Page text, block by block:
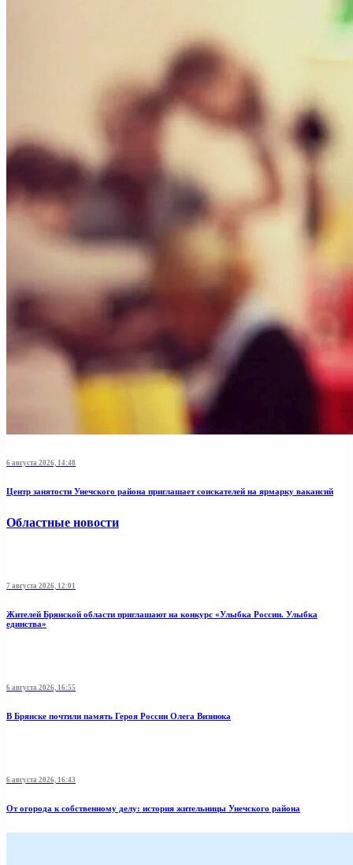
6 августа 2026, 14:48
Центр занятости Унечского района приглашает соискателей на ярмарку вакансий
Областные новости
7 августа 2026, 12:01
Жителей Брянской области приглашают на конкурс «Улыбка России. Улыбка
единства»
6 августа 2026, 16:55
В Брянске почтили память Героя России Олега Визнюка
6 августа 2026, 16:43
От огорода к собственному делу: история жительницы Унечского района